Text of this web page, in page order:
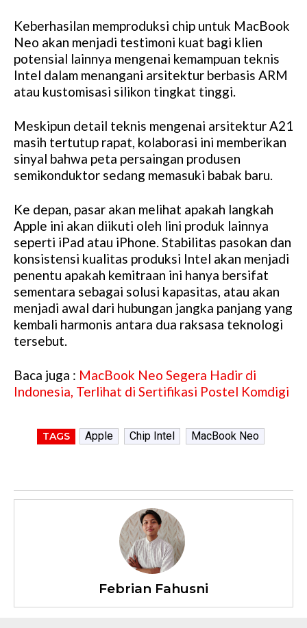
Keberhasilan memproduksi chip untuk MacBook
Neo akan menjadi testimoni kuat bagi klien
potensial lainnya mengenai kemampuan teknis
Intel dalam menangani arsitektur berbasis ARM
atau kustomisasi silikon tingkat tinggi.
Meskipun detail teknis mengenai arsitektur A21
masih tertutup rapat, kolaborasi ini memberikan
sinyal bahwa peta persaingan produsen
semikonduktor sedang memasuki babak baru.
Ke depan, pasar akan melihat apakah langkah
Apple ini akan diikuti oleh lini produk lainnya
seperti iPad atau iPhone. Stabilitas pasokan dan
konsistensi kualitas produksi Intel akan menjadi
penentu apakah kemitraan ini hanya bersifat
sementara sebagai solusi kapasitas, atau akan
menjadi awal dari hubungan jangka panjang yang
kembali harmonis antara dua raksasa teknologi
tersebut.
Baca juga : MacBook Neo Segera Hadir di
Indonesia, Terlihat di Sertifikasi Postel Komdigi
TAGS Apple Chip Intel MacBook Neo
Febrian Fahusni